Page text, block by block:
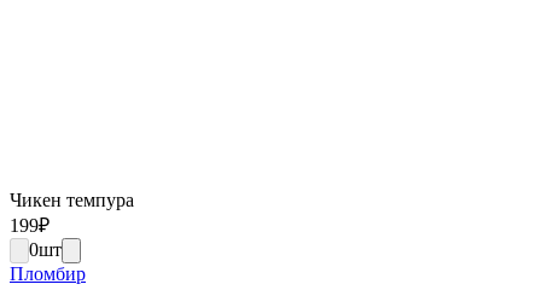
Чикен темпура
199₽
0шт
Пломбир